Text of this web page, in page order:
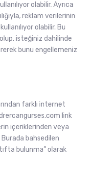
olabilir. Ayrıca
reklam verilerinin
olabilir. Bu
isteğiniz dahilinde
bunu engellemeniz
farklı internet
link
içeriklerinden veya
bahsedilen
bulunma” olarak